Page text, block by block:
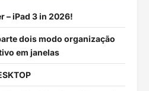
– iPad 3 in 2026!
dois modo organização
em janelas